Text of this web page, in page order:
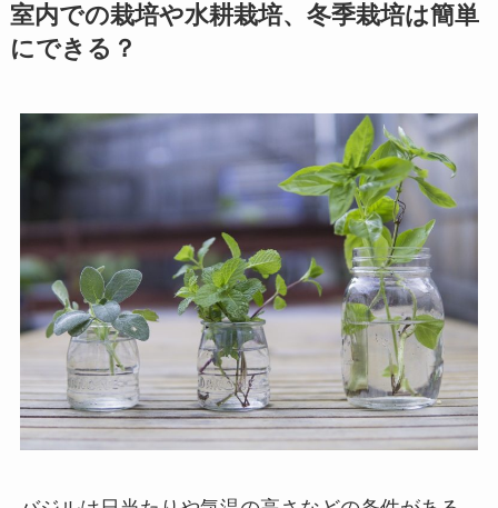
室内での栽培や水耕栽培、冬季栽培は簡単
にできる？